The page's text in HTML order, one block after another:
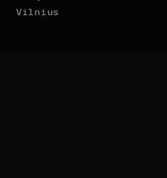
Vilnius